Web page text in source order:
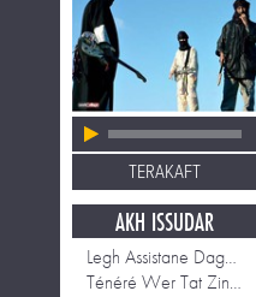
TERAKAFT
AKH ISSUDAR
Legh Assistane Dagh Aïtma
Ténéré Wer Tat Zinchegh